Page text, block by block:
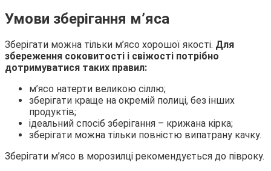
Умови зберігання м’яса
Зберігати можна тільки м’ясо хорошої якості. Для
збереження соковитості і свіжості потрібно
дотримуватися таких правил:
м’ясо натерти великою сіллю;
зберігати краще на окремій полиці, без інших
продуктів;
ідеальний спосіб зберігання – крижана кірка;
зберігати можна тільки повністю випатрану качку.
Зберігати м’ясо в морозилці рекомендується до півроку.